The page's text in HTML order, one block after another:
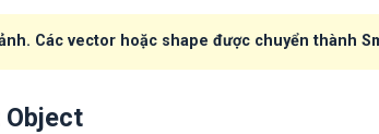
. Các vector hoặc shape được chuyển thành